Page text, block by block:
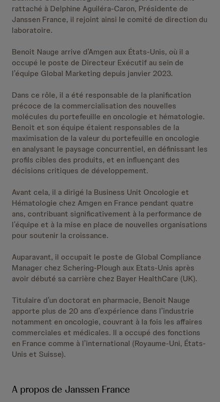
rattaché à Delphine Aguiléra-Caron, Présidente de
Janssen France, il rejoint ainsi le comité de direction du
laboratoire.
Benoit Nauge arrive d’Amgen aux États-Unis, où il a
occupé le poste de Directeur Exécutif au sein de
l’équipe Global Marketing depuis janvier 2023.
Dans ce rôle, il a été responsable de la planification
précoce de la commercialisation des nouvelles
molécules du portefeuille en oncologie et hématologie.
Benoit et son équipe étaient responsables de la
maximisation de la valeur du portefeuille en oncologie
en analysant le paysage concurrentiel, en définissant les
profils cibles des produits, et en influençant des
décisions critiques de développement.
Avant cela, il a dirigé la Business Unit Oncologie et
Hématologie chez Amgen en France pendant quatre
ans, contribuant significativement à la performance de
l’équipe et à la mise en place de nouvelles organisations
pour soutenir la croissance.
Auparavant, il occupait le poste de Global Compliance
Manager chez Schering-Plough aux Etats-Unis après
avoir débuté sa carrière chez Bayer HealthCare (UK).
Titulaire d’un doctorat en pharmacie, Benoit Nauge
apporte plus de 20 ans d’expérience dans l’industrie
notamment en oncologie, couvrant à la fois les affaires
commerciales et médicales. Il a occupé des fonctions
en France comme à l’international (Royaume-Uni, États-
Unis et Suisse).
A propos de Janssen France